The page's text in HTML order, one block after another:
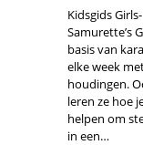
Kidsgids
Samurette’s
basis van
elke week
houdingen.
leren ze hoe
helpen om
in een…